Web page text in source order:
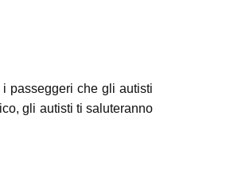
passeggeri che gli autisti
gli autisti ti saluteranno